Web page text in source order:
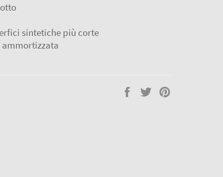
sintetiche più corte
ammortizzata
Condividi
Twitta